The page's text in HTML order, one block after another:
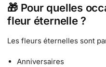
🎁 Pour quelles
fleur éternelle ?
Les fleurs éternelles sont
Anniversaires